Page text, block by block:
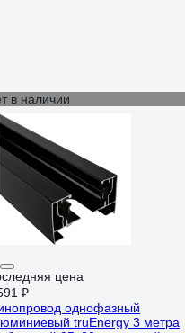
в наличии
цена
₽
однофазный
truEnergy 3 метра